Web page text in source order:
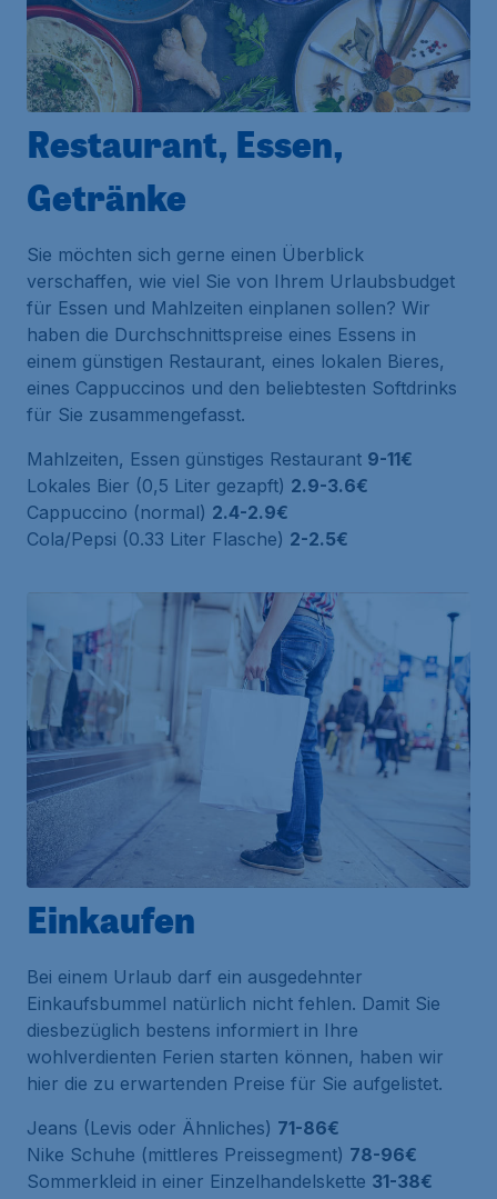
Restaurant, Essen,
Getränke
Sie möchten sich gerne einen Überblick
verschaffen, wie viel Sie von Ihrem Urlaubsbudget
für Essen und Mahlzeiten einplanen sollen? Wir
haben die Durchschnittspreise eines Essens in
einem günstigen Restaurant, eines lokalen Bieres,
eines Cappuccinos und den beliebtesten Softdrinks
für Sie zusammengefasst.
Mahlzeiten, Essen günstiges Restaurant 9-11€
Lokales Bier (0,5 Liter gezapft) 2.9-3.6€
Cappuccino (normal) 2.4-2.9€
Cola/Pepsi (0.33 Liter Flasche) 2-2.5€
Einkaufen
Bei einem Urlaub darf ein ausgedehnter
Einkaufsbummel natürlich nicht fehlen. Damit Sie
diesbezüglich bestens informiert in Ihre
wohlverdienten Ferien starten können, haben wir
hier die zu erwartenden Preise für Sie aufgelistet.
Jeans (Levis oder Ähnliches) 71-86€
Nike Schuhe (mittleres Preissegment) 78-96€
Sommerkleid in einer Einzelhandelskette 31-38€